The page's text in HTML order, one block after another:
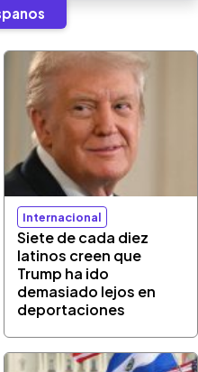
Internacional
Siete de cada diez
latinos creen que
Trump ha ido
demasiado lejos en
deportaciones